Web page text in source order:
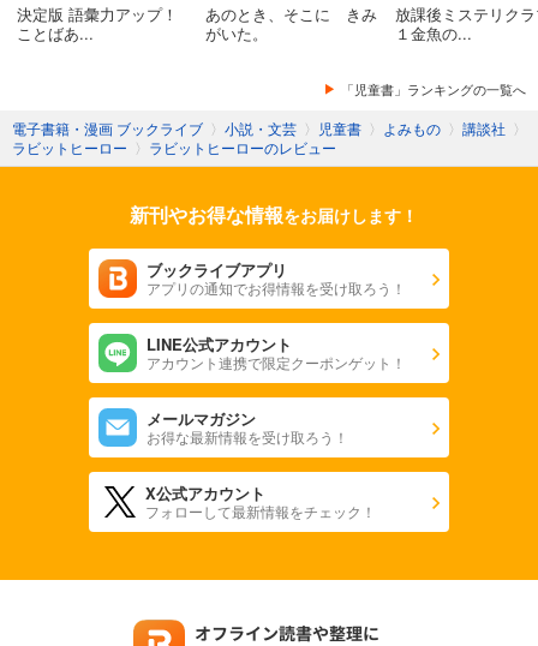
決定版 語彙力アップ！
ことばあ...
あのとき、そこに きみ
がいた。
放課後ミステリク
１金魚の...
「児童書」ランキングの一覧へ
電子書籍・漫画 ブックライブ 〉 小説・文芸 〉 児童書 〉 よみもの 〉 講談社 〉
ラビットヒーロー 〉 ラビットヒーローのレビュー
新刊やお得な情報をお届けします！
ブックライブアプリ
アプリの通知でお得情報を受け取ろう！
LINE公式アカウント
アカウント連携で限定クーポンゲット！
メールマガジン
お得な最新情報を受け取ろう！
X公式アカウント
フォローして最新情報をチェック！